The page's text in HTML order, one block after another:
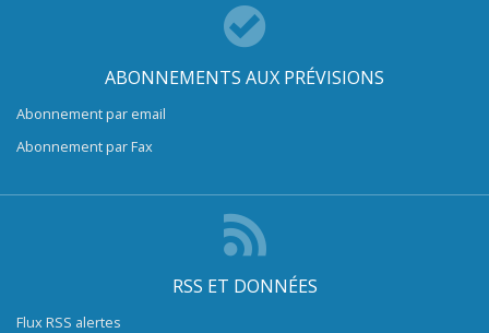
ABONNEMENTS AUX PRÉVISIONS
Abonnement par email
Abonnement par Fax
RSS ET DONNÉES
Flux RSS alertes